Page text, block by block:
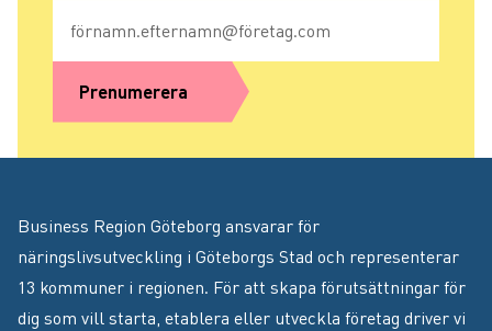
Prenumerera
Business Region Göteborg ansvarar för
näringslivsutveckling i Göteborgs Stad och representerar
13 kommuner i regionen. För att skapa förutsättningar för
dig som vill starta, etablera eller utveckla företag driver vi